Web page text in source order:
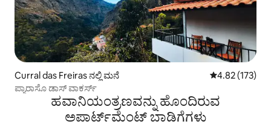
Curral das Freiras ನಲ್ಲಿ ಮನೆ 5 ರಲ್ಲಿ 4.82
4.82 (173)
ಪ್ಯಾರಾಸೊ ಡಾಸ್ ವಾಕರ್ಸ್
ಹವಾನಿಯಂತ್ರಣವನ್ನು ಹೊಂದಿರುವ
ಅಪಾರ್ಟ್‌ಮೆಂಟ್‌ ಬಾಡಿಗೆಗಳು